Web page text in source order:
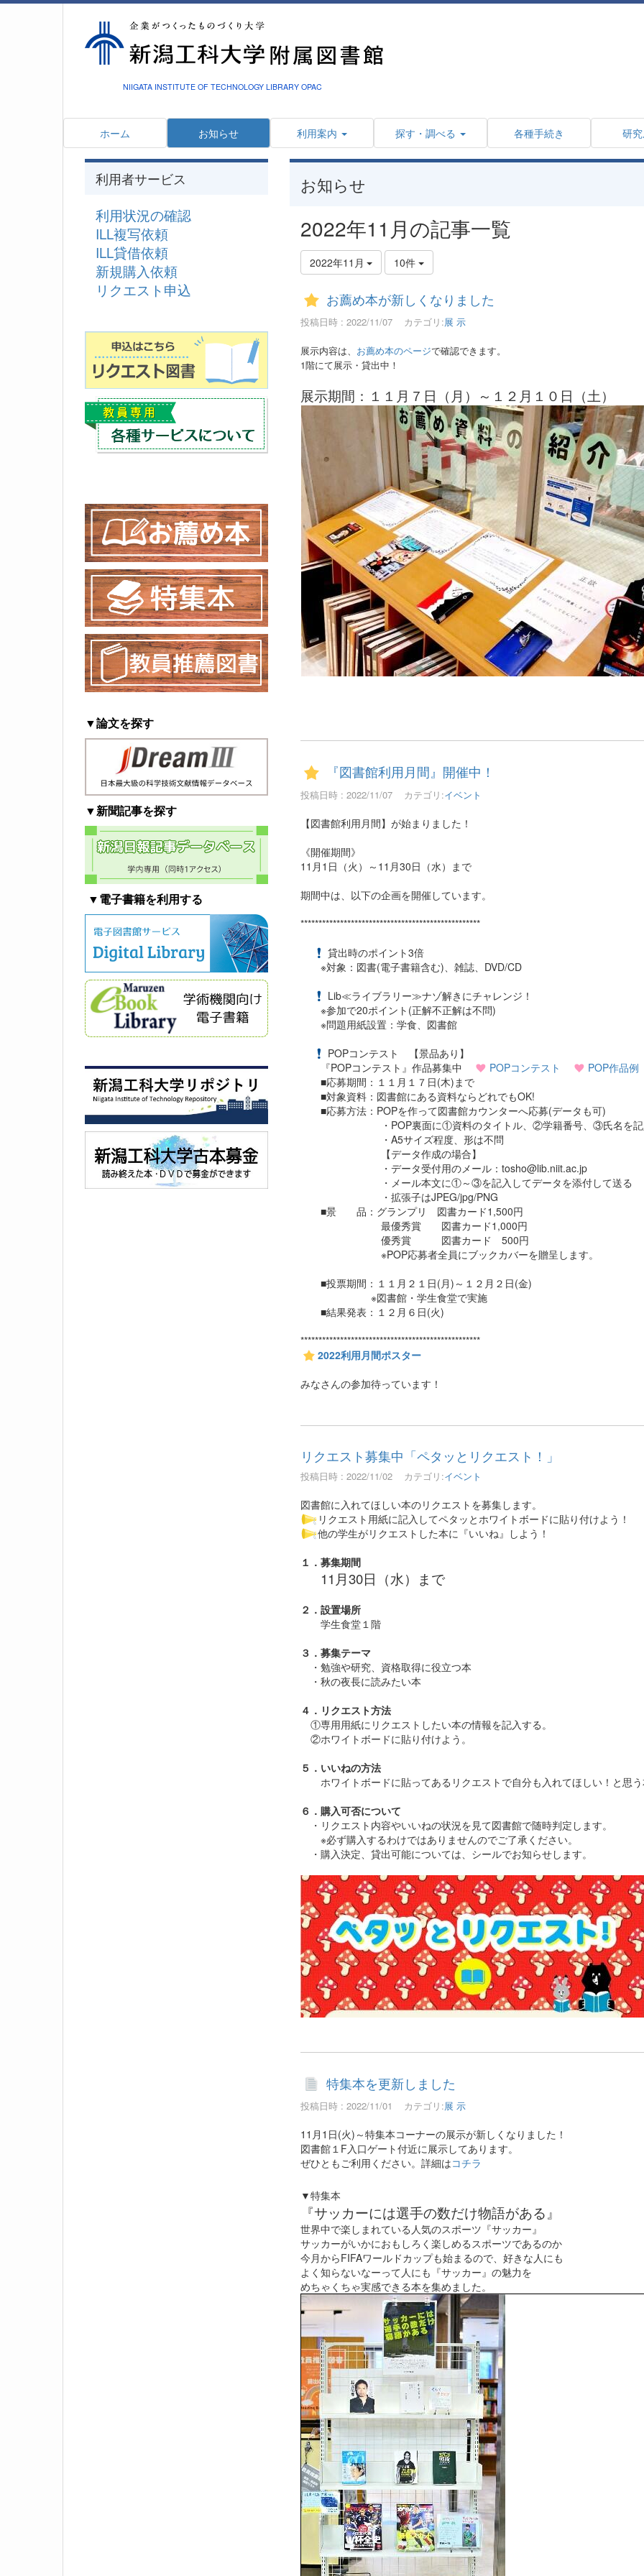
NIIGATA INSTITUTE OF TECHNOLOGY LIBRARY OPAC
ホーム お知らせ 利用案内 探す・調べる 各種手続き 研
お知らせ
2022年11月の記事一覧
2022年11月 10件
お薦め本が新しくなりました
投稿日時 : 2022/11/07 カテゴリ:展 示
展示内容は、 お薦め本のページで確認できます。
1階にて展示・貸出中！
展示期間：１１月７日（月）～１２月１０日（土）
『図書館利用月間』開催中！
投稿日時 : 2022/11/07 カテゴリ:イベント
【図書館利用月間】が始まりました！
《開催期間》
11月1日（火）～11月30日（水）まで
期間中は、以下の企画を開催しています。
**************************************************
貸出時のポイント3倍
※対象：図書(電子書籍含む)、雑誌、DVD/CD
Lib≪ライブラリー≫ナゾ解きにチャレンジ！
※参加で20ポイント(正解不正解は不問)
※問題用紙設置：学食、図書館
POPコンテスト 【景品あり】
『POPコンテスト』作品募集中
POPコンテスト
POP作品例
■応募期間：１１月１７日(木)まで
■対象資料：図書館にある資料ならどれでもOK!
■応募方法：POPを作って図書館カウンターへ応募(データも可)
・POP裏面に①資料のタイトル、②学籍番号、③氏名を記
・A5サイズ程度、形は不問
【データ作成の場合】
・データ受付用のメール：tosho@lib.niit.ac.jp
・メール本文に①～③を記入してデータを添付して送る
・拡張子はJPEG/jpg/PNG
■景 品：グランプリ 図書カード1,500円
最優秀賞 図書カード1,000円
優秀賞 図書カード 500円
※POP応募者全員にブックカバーを贈呈します。
■投票期間：１１月２１日(月)～１２月２日(金)
※図書館・学生食堂で実施
■結果発表：１２月６日(火)
**************************************************
2022利用月間ポスター
みなさんの参加待っています！
リクエスト募集中「ペタッとリクエスト！」
投稿日時 : 2022/11/02 カテゴリ:イベント
図書館に入れてほしい本のリクエストを募集します。
リクエスト用紙に記入してペタッとホワイトボードに貼り付けよう！
他の学生がリクエストした本に『いいね』しよう！
１．募集期間
11月30日（水）まで
２．設置場所
学生食堂１階
３．募集テーマ
・勉強や研究、資格取得に役立つ本
・秋の夜長に読みたい本
４．リクエスト方法
①専用用紙にリクエストしたい本の情報を記入する。
②ホワイトボードに貼り付けよう。
５．いいねの方法
ホワイトボードに貼ってあるリクエストで自分も入れてほしい！と思
６．購入可否について
・リクエスト内容やいいねの状況を見て図書館で随時判定します。
※必ず購入するわけではありませんのでご了承ください。
・購入決定、貸出可能については、シールでお知らせします。
特集本を更新しました
投稿日時 : 2022/11/01 カテゴリ:展 示
11月1日(火)～特集本コーナーの展示が新しくなりました！
図書館１F入口ゲート付近に展示してあります。
ぜひともご利用ください。詳細はコチラ
▼特集本
『サッカーには選手の数だけ物語がある 』
世界中で楽しまれている人気のスポーツ『サッカー』
サッカーがいかにおもしろく楽しめるスポーツであるのか
今月からFIFAワールドカップも始まるので、好きな人にも
よく知らないなーって人にも『サッカー』の魅力を
めちゃくちゃ実感できる本を集めました。
利用者サービス
利用状況の確認
ILL複写依頼
ILL貸借依頼
新規購入依頼
リクエスト申込
▼論文を探す
▼新聞記事を探す
▼電子書籍を利用する